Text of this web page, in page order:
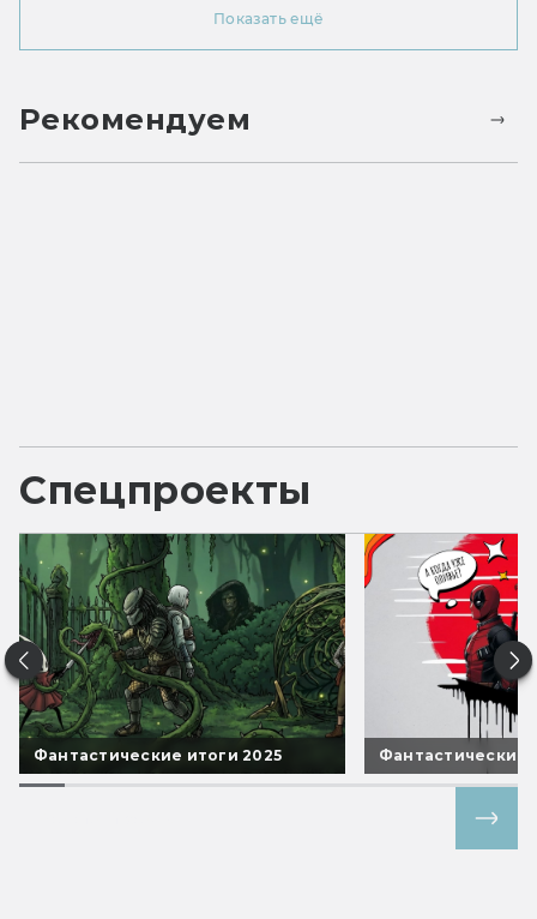
Показать ещё
Рекомендуем
Спецпроекты
Фантастические итоги 2025 Фантастические